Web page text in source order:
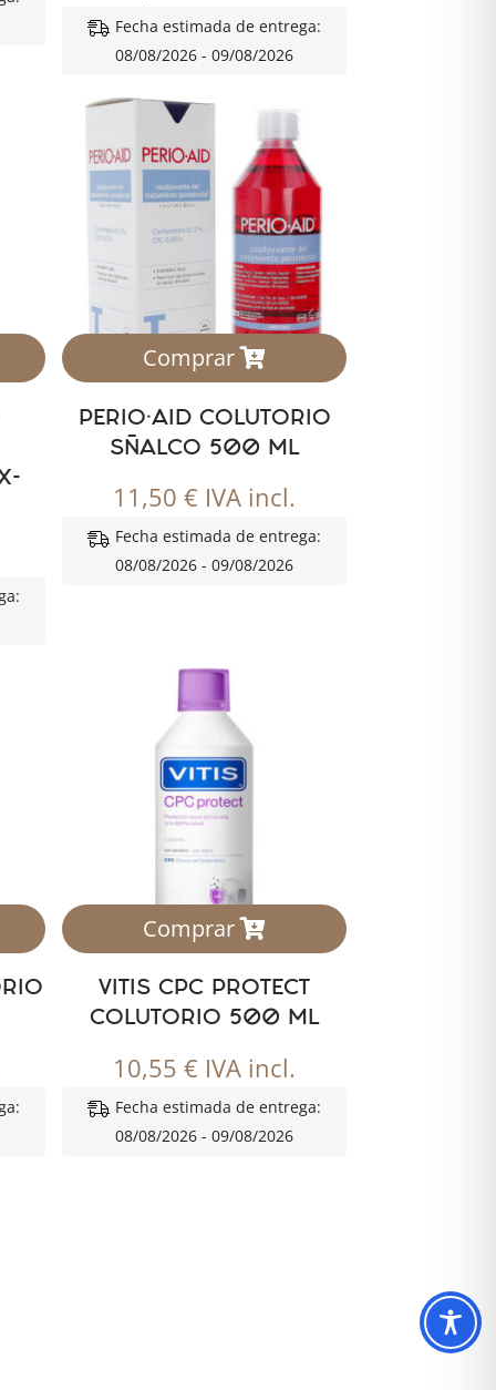
Fecha estimada de entrega:
08/08/2026 - 09/08/2026
Comprar
PERIO·AID COLUTORIO
SÑALCO 500 ML
11,50€ IVA incl.
Fecha estimada de entrega:
08/08/2026 - 09/08/2026
Comprar
VITIS CPC PROTECT
COLUTORIO 500 ML
10,55€ IVA incl.
Fecha estimada de entrega:
08/08/2026 - 09/08/2026